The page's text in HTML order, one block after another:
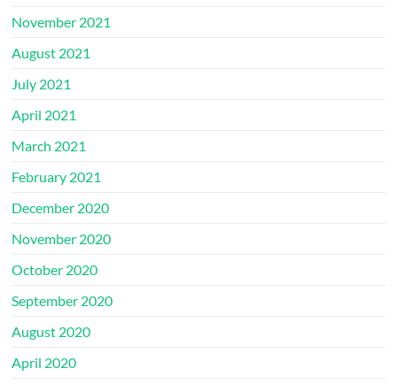
November 2021
August 2021
July 2021
April 2021
March 2021
February 2021
December 2020
November 2020
October 2020
September 2020
August 2020
April 2020